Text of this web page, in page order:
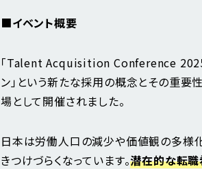
■イベント概要
「Talent Acquisition Conference 2025」
ン」という新たな採用の概念とその重要
場として開催されました。
日本は労働人口の減少や価値観の多様
きつけづらくなっています。潜在的な転職